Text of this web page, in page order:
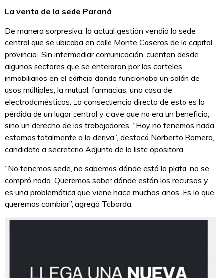
La venta de la sede Paraná
De manera sorpresiva, la actual gestión vendió la sede
central que se ubicaba en calle Monte Caseros de la capital
provincial. Sin intermediar comunicación, cuentan desde
algunos sectores que se enteraron por los carteles
inmobiliarios en el edificio donde funcionaba un salón de
usos múltiples, la mutual, farmacias, una casa de
electrodomésticos. La consecuencia directa de esto es la
pérdida de un lugar central y clave que no era un beneficio,
sino un derecho de los trabajadores. “Hoy no tenemos nada,
estamos totalmente a la deriva”, destacó Norberto Romero,
candidato a secretario Adjunto de la lista opositora.
“No tenemos sede, no sabemos dónde está la plata, no se
compró nada. Queremos saber dónde están los recursos y
es una problemática que viene hace muchos años. Es lo que
queremos cambiar”, agregó Taborda.